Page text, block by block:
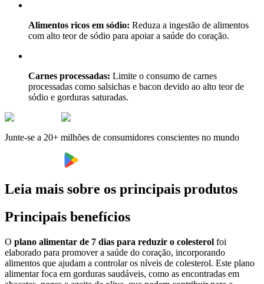
Alimentos ricos em sódio: Reduza a ingestão de alimentos
com alto teor de sódio para apoiar a saúde do coração.
Carnes processadas: Limite o consumo de carnes
processadas como salsichas e bacon devido ao alto teor de
sódio e gorduras saturadas.
Junte-se a 20+ milhões de consumidores conscientes no mundo
Leia mais sobre os principais produtos
Principais benefícios
O plano alimentar de 7 dias para reduzir o colesterol foi
elaborado para promover a saúde do coração, incorporando
alimentos que ajudam a controlar os níveis de colesterol. Este plano
alimentar foca em gorduras saudáveis, como as encontradas em